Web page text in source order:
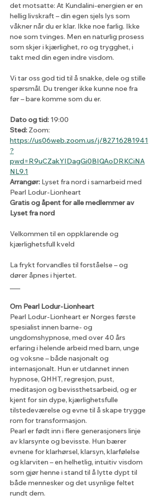
det motsatte: At Kundalini-energien er en
hellig livskraft – din egen sjels lys som
våkner når du er klar. Ikke noe farlig. Ikke
noe som tvinges. Men en naturlig prosess
som skjer i kjærlighet, ro og trygghet, i
takt med din egen indre visdom.
Vi tar oss god tid til å snakke, dele og stille
spørsmål. Du trenger ikke kunne noe fra
før – bare komme som du er.
Dato og tid: 19:00
Sted: Zoom:
https://us06web.zoom.us/j/82716281941
?
pwd=R9uCZakYIDagGi0BIQAoDRKCiNA
NL9.1
Arrangør: Lyset fra nord i samarbeid med
Pearl Lodur-Lionheart
Gratis og åpent for alle medlemmer av
Lyset fra nord
Velkommen til en oppklarende og
kjærlighetsfull kveld
La frykt forvandles til forståelse – og
dører åpnes i hjertet.
Om Pearl Lodur-Lionheart
Pearl Lodur-Lionheart er Norges første
spesialist innen barne- og
ungdomshypnose, med over 40 års
erfaring i helende arbeid med barn, unge
og voksne – både nasjonalt og
internasjonalt. Hun er utdannet innen
hypnose, QHHT, regresjon, pust,
meditasjon og bevissthetsarbeid, og er
kjent for sin dype, kjærlighetsfulle
tilstedeværelse og evne til å skape trygge
rom for transformasjon.
Pearl er født inn i flere generasjoners linje
av klarsynte og bevisste. Hun bærer
evnene for klarhørsel, klarsyn, klarfølelse
og klarviten – en helhetlig, intuitiv visdom
som gjør henne i stand til å lytte dypt til
både mennesker og det usynlige feltet
rundt dem.